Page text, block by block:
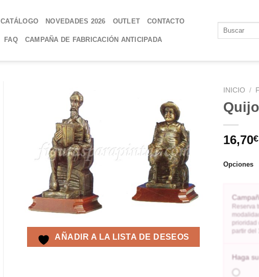
CATÁLOGO NOVEDADES 2026 OUTLET CONTACTO
FAQ CAMPAÑA DE FABRICACIÓN ANTICIPADA
AÑADIR
A LA
LISTA
DE
DESEOS
AÑADIR A LA LISTA DE DESEOS
INICIO /
16,70€
Opciones
Reserva
prioridad
partir del
Haga